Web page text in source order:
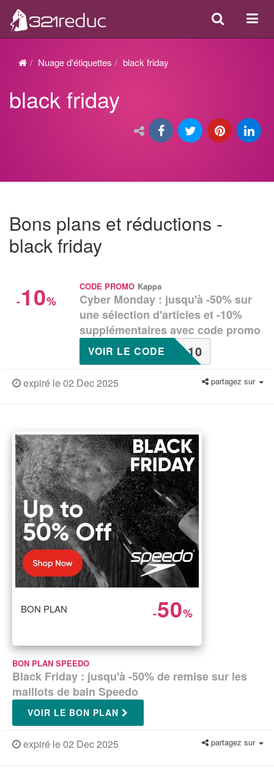
ou
Search
Nuage d'étiquettes black friday
black friday
Bons plans et réductions -
black friday
-10%
CODE PROMO Kappa
Cyber Monday : jusqu'à -50% sur
une sélection d'articles et -10%
supplémentaires avec code promo
A10
VOIR LE CODE
expiré le 02 Dec 2025 partagez sur
BON PLAN -50%
BON PLAN SPEEDO
Black Friday : jusqu'à -50% de remise sur les
maillots de bain Speedo
VOIR LE BON PLAN
expiré le 02 Dec 2025 partagez sur